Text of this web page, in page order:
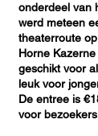
onderdeel van
werd meteen
theaterroute
Horne
geschikt voor
leuk voor
De entree is
voor